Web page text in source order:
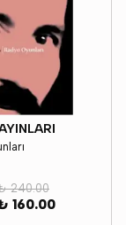
240.00
160.00